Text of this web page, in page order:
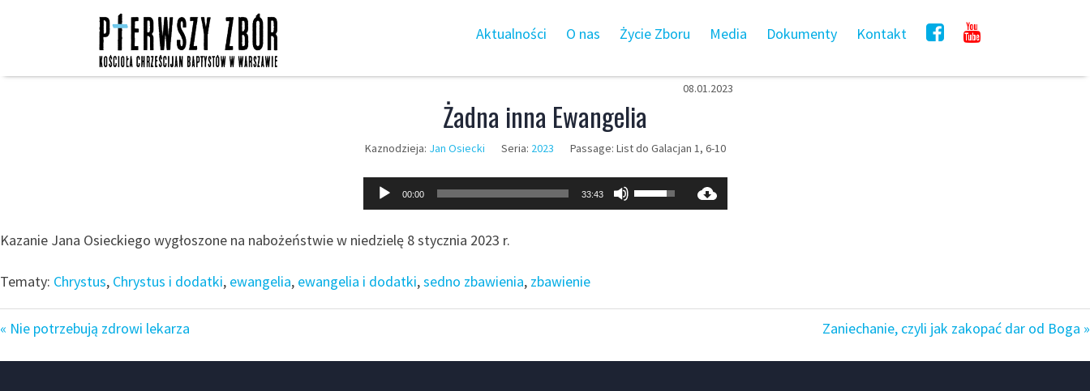
Aktualności O nas Życie Zboru Media Dokumenty Kontakt
08.01.2023
Żadna inna Ewangelia
Kaznodzieja: Jan Osiecki Seria: 2023 Passage: List do Galacjan 1, 6-10
Odtwarzacz
plików
00:00 33:43
Używaj
strzałek
zwiększyć
Kazanie Jana Osieckiego wygłoszone na nabożeństwie w niedzielę 8 stycznia 2023 r.
Tematy: Chrystus, Chrystus i dodatki, ewangelia, ewangelia i dodatki,sedno zbawienia, zbawienie
« Nie potrzebują zdrowi lekarza Zaniechanie, czyli jak zakopać dar od Boga »